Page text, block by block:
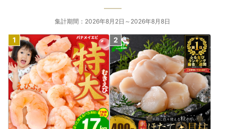
集計期間：2026年8月2日～2026年8月8日